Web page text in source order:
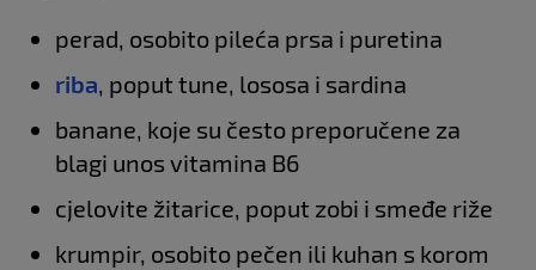
perad, osobito pileća prsa i puretina
riba, poput tune, lososa i sardina
banane, koje su često preporučene za
blagi unos vitamina B6
cjelovite žitarice, poput zobi i smeđe riže
krumpir, osobito pečen ili kuhan s korom